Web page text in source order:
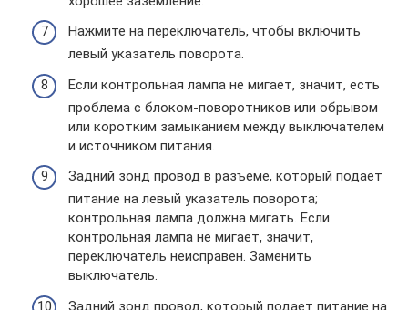
Нажмите на переключатель, чтобы включить
левый указатель поворота.
Если контрольная лампа не мигает, значит, есть
проблема с блоком-поворотников или обрывом
или коротким замыканием между выключателем
и источником питания.
Задний зонд провод в разъеме, который подает
питание на левый указатель поворота;
контрольная лампа должна мигать. Если
контрольная лампа не мигает, значит,
переключатель неисправен. Заменить
выключатель.
Задний зонд провод, который подает питание на